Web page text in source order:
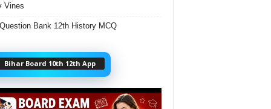
Vines
Bank 12th History MCQ
Bihar Board 10th 12th App